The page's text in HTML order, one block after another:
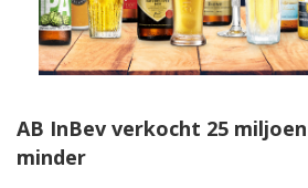
AB InBev verkocht 25
minder